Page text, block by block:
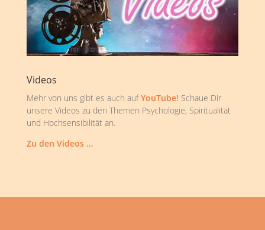
Videos
Mehr von uns gibt es auch aufYouTube! Schaue Dir
unsere Videos zu den Themen Psychologie, Spiritualität
und Hochsensibilität an.
Zu den Videos …